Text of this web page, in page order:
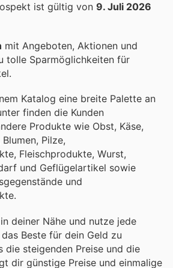
ist gültig von 9. Juli 2026
mit Angeboten, Aktionen und
tolle Sparmöglichkeiten für
Katalog eine breite Palette an
finden die Kunden
Produkte wie Obst, Käse,
Pilze,
Fleischprodukte, Wurst,
und Geflügelartikel sowie
und
in deiner Nähe und nutze jede
Beste für dein Geld zu
die steigenden Preise und die
dir günstige Preise und einmalige